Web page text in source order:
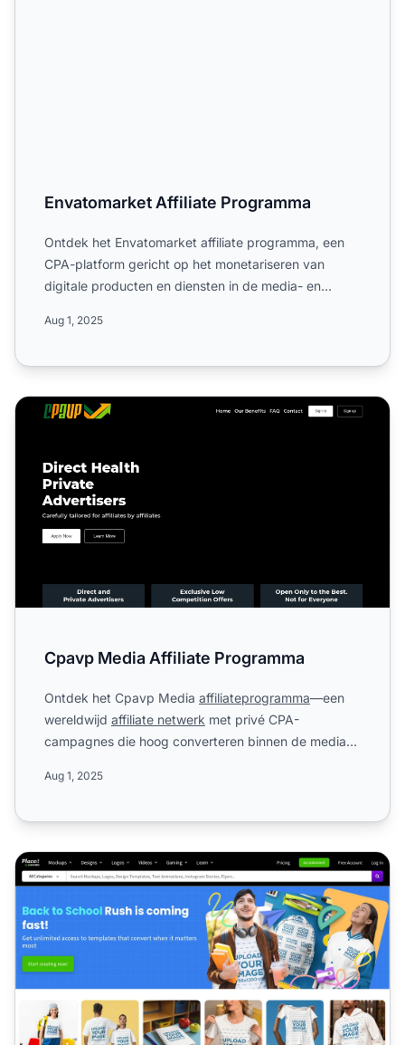
Envatomarket Affiliate Programma
Ontdek het Envatomarket affiliate programma, een
CPA-platform gericht op het monetariseren van
digitale producten en diensten in de media- en
Aug 1, 2025
Cpavp Media Affiliate Programma
Cpavp Media Affiliate Programma
Ontdek het Cpavp Media affiliateprogramma—een
wereldwijd affiliate netwerk met privé CPA-
campagnes die hoog converteren binnen de media-
Aug 1, 2025
Placeit Envato Affiliate Programma